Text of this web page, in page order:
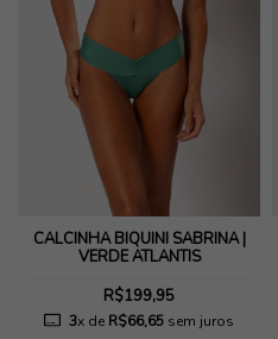
CALCINHA BIQUINI SABRINA |
VERDE ATLANTIS
R$199,95
3x de R$66,65sem juros